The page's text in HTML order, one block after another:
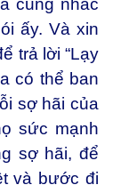
cũng nhắc
ấy. Và xin
trả lời “Lạy
có thể ban
sợ hãi của
sức mạnh
sợ hãi, để
và bước đi